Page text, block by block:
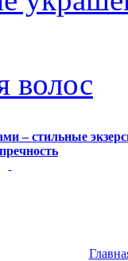
волос
– стильные